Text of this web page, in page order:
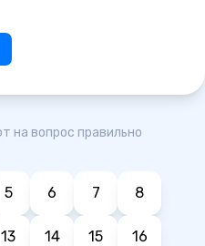
на вопрос правильно
5 6 7 8
13 14 15 16